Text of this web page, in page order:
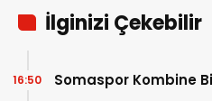
İlginizi Çekebilir
Somaspor Kombine
16:50